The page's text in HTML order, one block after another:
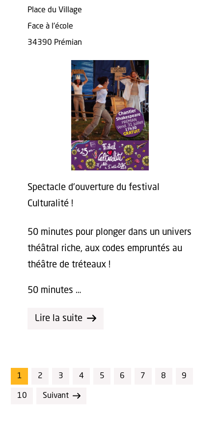
Place du Village
Face à l'école
34390 Prémian
Spectacle d'ouverture du festival
Culturalité !
50 minutes pour plonger dans un univers
théâtral riche, aux codes empruntés au
théâtre de tréteaux !
50 minutes …
Lire la suite
1 2 3 4 5 6 7 8 9
10 Suivant